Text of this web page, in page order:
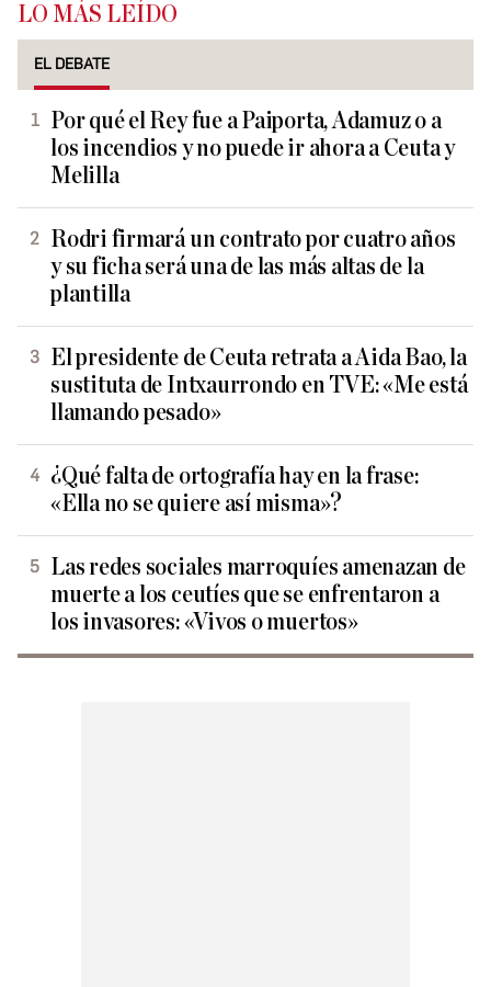
LO MÁS LEÍDO
EL DEBATE
Por qué el Rey fue a Paiporta, Adamuz o a
los incendios y no puede ir ahora a Ceuta y
Melilla
Rodri firmará un contrato por cuatro años
y su ficha será una de las más altas de la
plantilla
El presidente de Ceuta retrata a Aida Bao, la
sustituta de Intxaurrondo en TVE: «Me está
llamando pesado»
¿Qué falta de ortografía hay en la frase:
«Ella no se quiere así misma»?
Las redes sociales marroquíes amenazan de
muerte a los ceutíes que se enfrentaron a
los invasores: «Vivos o muertos»